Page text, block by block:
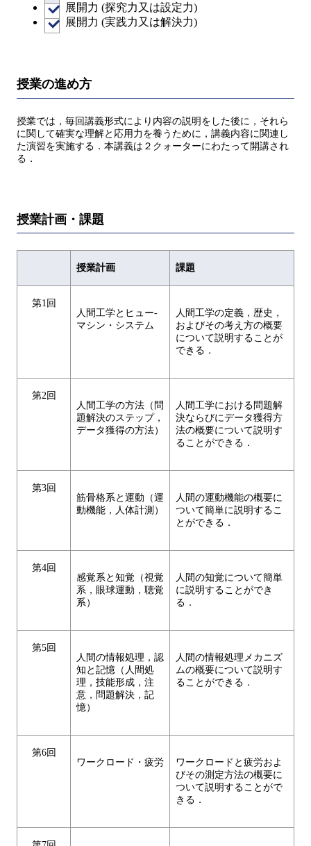
展開力 (探究力又は設定力)
展開力 (実践力又は解決力)
授業の進め方
授業では，毎回講義形式により内容の説明をした後に，それら
に関して確実な理解と応用力を養うために，講義内容に関連し
た演習を実施する．本講義は２クォーターにわたって開講され
る．
授業計画・課題
授業計画 課題
第1回
人間工学とヒュー-
マシン・システム
人間工学の定義，歴史，
およびその考え方の概要
について説明することが
できる．
第2回
人間工学の方法（問
題解決のステップ，
データ獲得の方法）
人間工学における問題解
決ならびにデータ獲得方
法の概要について説明す
ることができる．
第3回
筋骨格系と運動（運
動機能，人体計測）
人間の運動機能の概要に
ついて簡単に説明するこ
とができる．
第4回
感覚系と知覚（視覚
系，眼球運動，聴覚
系）
人間の知覚について簡単
に説明することができ
る．
第5回
人間の情報処理，認
知と記憶（人間処
理，技能形成，注
意，問題解決，記
憶）
人間の情報処理メカニズ
ムの概要について説明す
ることができる．
第6回
ワークロード・疲労
ワークロードと疲労およ
びその測定方法の概要に
ついて説明することがで
きる．